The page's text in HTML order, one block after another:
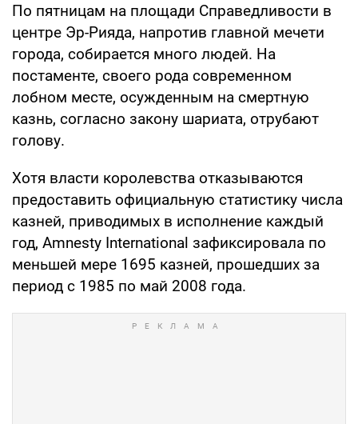
По пятницам на площади Справедливости в
центре Эр-Рияда, напротив главной мечети
города, собирается много людей. На
постаменте, своего рода современном
лобном месте, осужденным на смертную
казнь, согласно закону шариата, отрубают
голову.
Хотя власти королевства отказываются
предоставить официальную статистику числа
казней, приводимых в исполнение каждый
год, Amnesty International зафиксировала по
меньшей мере 1695 казней, прошедших за
период с 1985 по май 2008 года.